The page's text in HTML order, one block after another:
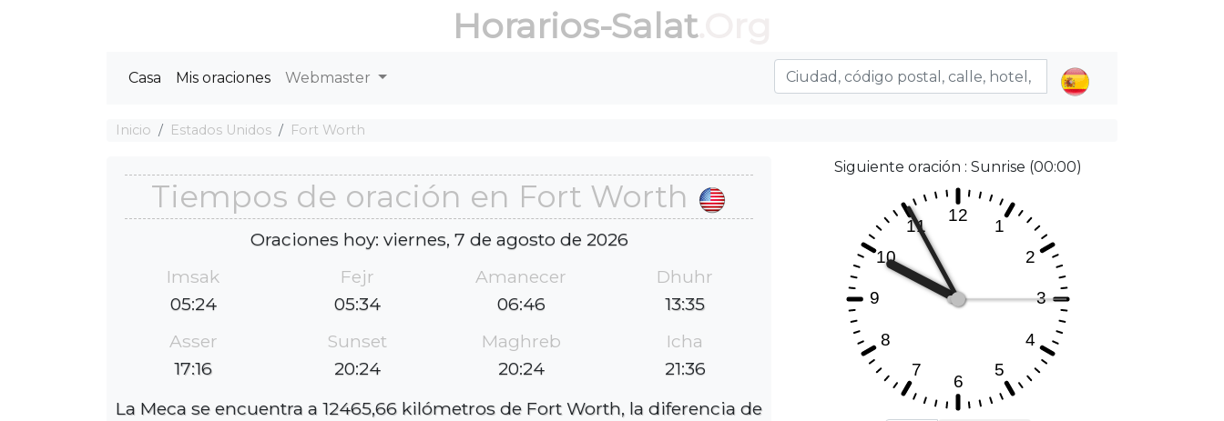
Horarios-Salat.Org
Casa Mis oraciones Webmaster
Inicio Estados Unidos Fort Worth
Tiempos de oración en Fort Worth
Oraciones hoy: viernes, 7 de agosto de 2026
Imsak
05:24
Fejr
05:34
Amanecer
06:46
Dhuhr
13:35
Asser
17:16
Sunset
20:24
Maghreb
20:24
Icha
21:36
La Meca se encuentra a 12465,66 kilómetros de Fort Worth, la diferencia de
Siguiente oración : Sunrise (00:00)